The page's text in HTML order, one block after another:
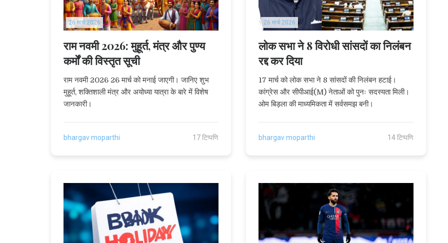
26 मार्च 2026
राम नवमी 2026: मुहूर्त, मंत्र और पुण्य
कर्मों की विस्तृत सूची
राम नवमी 2026 26 मार्च को मनाई जाएगी। जानिए शुभ
मुहूर्त, शक्तिशाली मंत्र और अयोध्या यात्रा के बारे में विशेष
जानकारी।
bhargav moparthi 17 टिप्पणि
26 मार्च 2026
लोक सभा ने 8 विरोधी सांसदों का निलंबन
रद्द कर दिया
17 मार्च को लोक सभा ने 8 सांसदों की निलंबन हटाई।
कांग्रेस और सीपीआई(M) नेताओं को पुनः सदस्यता मिली।
ओम बिड़ला की माध्यमिकता में सर्वसमझ बनी।
bhargav moparthi 14 टिप्पणि